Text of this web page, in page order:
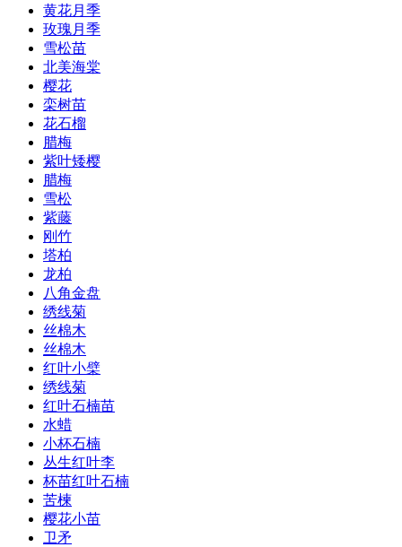
黄花月季
玫瑰月季
雪松苗
北美海棠
樱花
栾树苗
花石榴
腊梅
紫叶矮樱
腊梅
雪松
紫藤
刚竹
塔柏
龙柏
八角金盘
绣线菊
丝棉木
丝棉木
红叶小檗
绣线菊
红叶石楠苗
水蜡
小杯石楠
丛生红叶李
杯苗红叶石楠
苦楝
樱花小苗
卫矛